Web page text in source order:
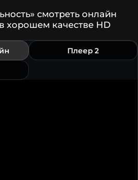
смотреть онлайн
хорошем качестве HD
Плеер 2